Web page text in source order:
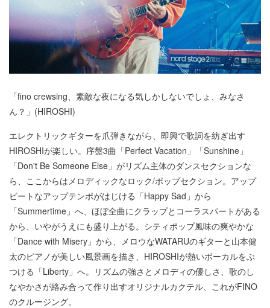
「fino crewsing、素敵な夜になる気しかしないでしょ、みなさ
ん？」(HIROSHI)
エレクトリックギターを爪弾きながら、即興で歌詞を紡ぎ出す
HIROSHIが楽しい。序盤3曲「Perfect Vacation」「Sunshine」
「Don't Be Someone Else」がリズム主体のダンスセクションな
ら、ここからはメロディックなロック/ポップセクション。アップ
ビートなアップテンポがはじける「Happy Sad」から
「Summertime」へ、ほぼ全曲にクラップとコーラスパートがある
から、いやがうえにも盛り上がる。シティポップ風味の爽やかな
「Dance with Misery」から、メロウなWATARUのギターと山本健
太のピアノが美しい風景画を描き、HIROSHIが熱いボーカルをぶ
つける「Liberty」へ。リズムの強さとメロディの優しさ、歌のし
なやかさが絡み合って作り出すオリジナルカクテル、これがFINO
のクルージング。